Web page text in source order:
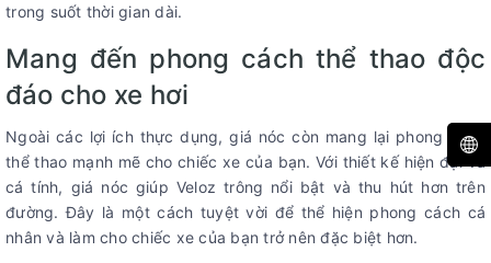
trong suốt thời gian dài.
Mang đến phong cách thể thao độc
đáo cho xe hơi
Ngoài các lợi ích thực dụng, giá nóc còn mang lại phong cách
thể thao mạnh mẽ cho chiếc xe của bạn. Với thiết kế hiện đại và
cá tính, giá nóc giúp Veloz trông nổi bật và thu hút hơn trên
đường. Đây là một cách tuyệt vời để thể hiện phong cách cá
nhân và làm cho chiếc xe của bạn trở nên đặc biệt hơn.